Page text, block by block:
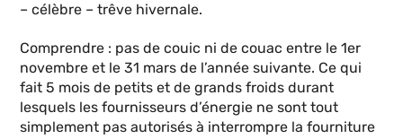
– célèbre – trêve hivernale.
Comprendre : pas de couic ni de couac entre le 1er
novembre et le 31 mars de l’année suivante. Ce qui
fait 5 mois de petits et de grands froids durant
lesquels les fournisseurs d’énergie ne sont tout
simplement pas autorisés à interrompre la fourniture